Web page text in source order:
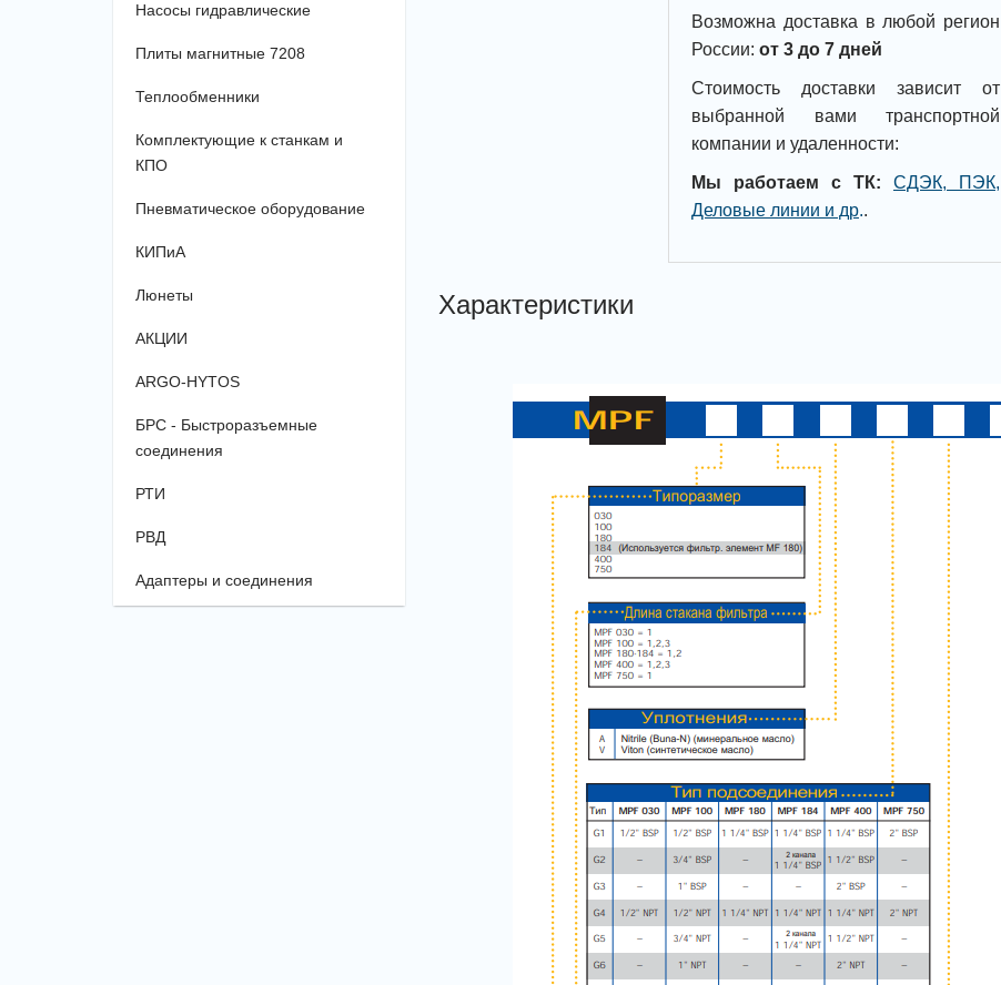
Насосы гидравлические
Плиты магнитные 7208
Теплообменники
Комплектующие к станкам и
КПО
Пневматическое оборудование
КИПиА
Люнеты
АКЦИИ
ARGO-HYTOS
БРС - Быстроразъемные
соединения
РТИ
РВД
Адаптеры и соединения
Возможна доставка в любой регион
России: от 3 до 7 дней
Стоимость доставки зависит от
выбранной вами транспортной
компании и удаленности:
Мы работаем с ТК:
СДЭК, ПЭК,
Деловые линии и др..
Характеристики